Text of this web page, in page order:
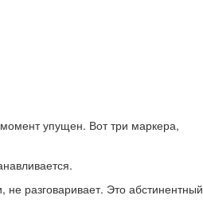
упущен. Вот три маркера,
разговаривает. Это абстинентный